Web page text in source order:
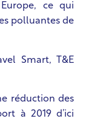
ce qui
polluantes de
Smart, T&E
réduction des
à 2019 d’ici